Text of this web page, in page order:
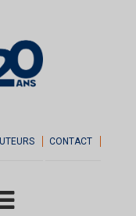
CONTACT